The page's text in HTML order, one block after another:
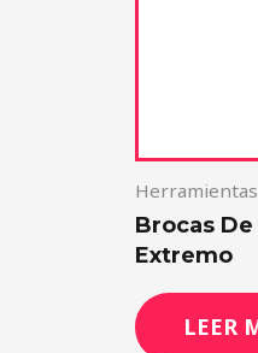
Brocas
Extremo
LEER